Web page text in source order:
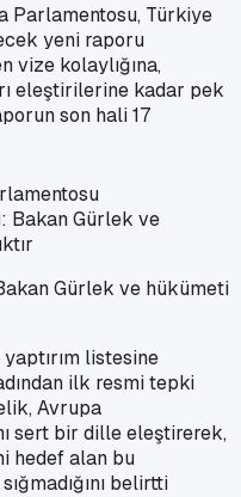
Parlamentosu, Türkiye
yeni raporu
vize kolaylığına,
eleştirilerine kadar pek
son hali 17
Gürlek ve hükümeti
listesine
ilk resmi tepki
Avrupa
sert bir dille eleştirerek,
hedef alan bu
belirtti